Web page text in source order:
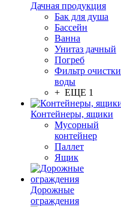
Дачная продукция
Бак для душа
Бассейн
Ванна
Унитаз дачный
Погреб
Фильтр очистки
воды
+ ЕЩЕ 1
Контейнеры, ящики
Мусорный
контейнер
Паллет
Ящик
Дорожные
ограждения